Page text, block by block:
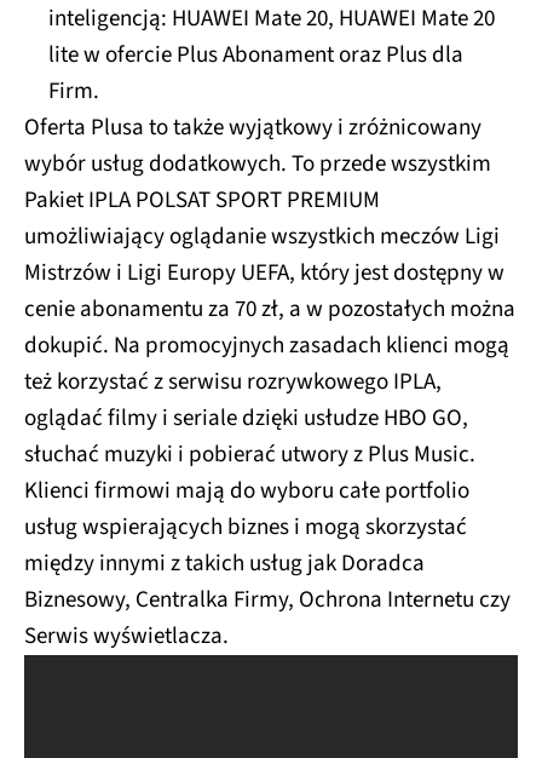
inteligencją: HUAWEI Mate 20, HUAWEI Mate 20
lite w ofercie Plus Abonament oraz Plus dla
Firm.
Oferta Plusa to także wyjątkowy i zróżnicowany
wybór usług dodatkowych. To przede wszystkim
Pakiet IPLA POLSAT SPORT PREMIUM
umożliwiający oglądanie wszystkich meczów Ligi
Mistrzów i Ligi Europy UEFA, który jest dostępny w
cenie abonamentu za 70 zł, a w pozostałych można
dokupić. Na promocyjnych zasadach klienci mogą
też korzystać z serwisu rozrywkowego IPLA,
oglądać filmy i seriale dzięki usłudze HBO GO,
słuchać muzyki i pobierać utwory z Plus Music.
Klienci firmowi mają do wyboru całe portfolio
usług wspierających biznes i mogą skorzystać
między innymi z takich usług jak Doradca
Biznesowy, Centralka Firmy, Ochrona Internetu czy
Serwis wyświetlacza.